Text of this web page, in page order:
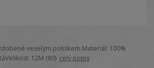
veselým potiskem.Materiál: 100%
12M (80) celý popis